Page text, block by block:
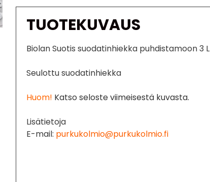
TUOTEKUVAUS
Biolan Suotis suodatinhiekka puhdistamoon 3 L
Seulottu suodatinhiekka
Huom! Katso seloste viimeisestä kuvasta.
Lisätietoja
E-mail: purkukolmio@purkukolmio.fi